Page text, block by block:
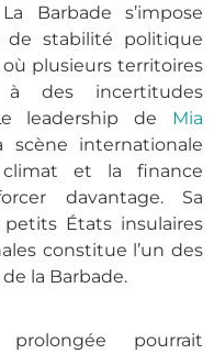
Barbade s’impose
de stabilité politique
plusieurs territoires
des incertitudes
leadership de Mia
internationale
et la finance
davantage. Sa
États insulaires
constitue l’un des
la Barbade.
pourrait